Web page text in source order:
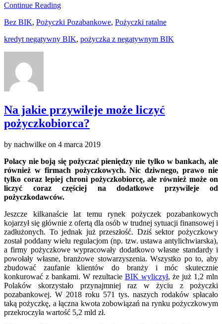
Continue Reading
Bez BIK, Pożyczki Pozabankowe, Pożyczki ratalne
kredyt negatywny BIK, pożyczka z negatywnym BIK
Na jakie przywileje może liczyć
pożyczkobiorca?
by nachwilke on 4 marca 2019
Polacy nie boją się pożyczać pieniędzy nie tylko w bankach, ale
również w firmach pożyczkowych. Nic dziwnego, prawo nie
tylko coraz lepiej chroni pożyczkobiorcę, ale również może on
liczyć coraz częściej na dodatkowe przywileje od
pożyczkodawców.
Jeszcze kilkanaście lat temu rynek pożyczek pozabankowych
kojarzył się głównie z ofertą dla osób w trudnej sytuacji finansowej i
zadłużonych. To jednak już przeszłość. Dziś sektor pożyczkowy
został poddany wielu regulacjom (np. tzw. ustawa antylichwiarska),
a firmy pożyczkowe wypracowały dodatkowo własne standardy i
powołały własne, branżowe stowarzyszenia. Wszystko po to, aby
zbudować zaufanie klientów do branży i móc skutecznie
konkurować z bankami. W rezultacie BIK wyliczył, że już 1,2 mln
Polaków skorzystało przynajmniej raz w życiu z pożyczki
pozabankowej. W 2018 roku 571 tys. naszych rodaków spłacało
taką pożyczkę, a łączna kwota zobowiązań na rynku pożyczkowym
przekroczyła wartość 5,2 mld zł.